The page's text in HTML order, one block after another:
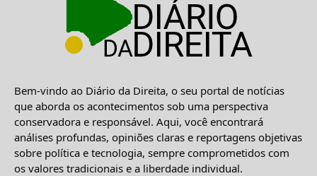
Bem-vindo ao Diário da Direita, o seu portal de notícias
que aborda os acontecimentos sob uma perspectiva
conservadora e responsável. Aqui, você encontrará
análises profundas, opiniões claras e reportagens objetivas
sobre política e tecnologia, sempre comprometidos com
os valores tradicionais e a liberdade individual.